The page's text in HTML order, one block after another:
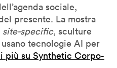
sociale,
presente. La mostra
site-specific, sculture
tecnologie AI per
più su Synthetic Corpo-